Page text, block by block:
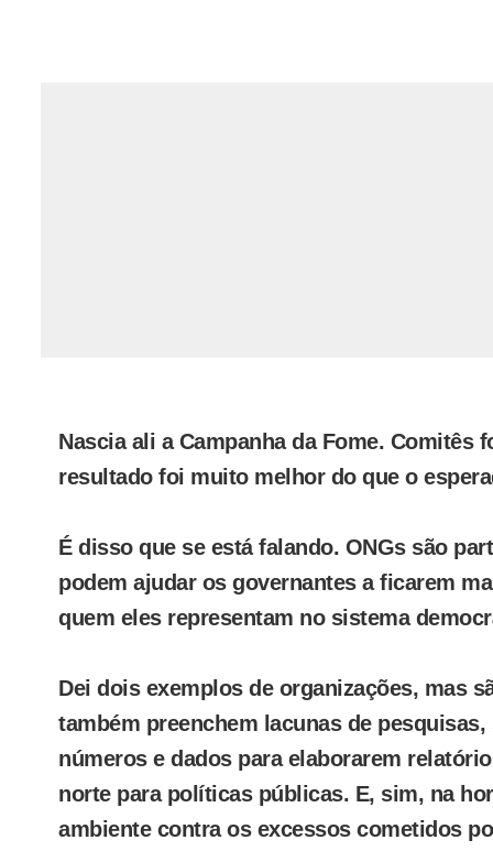
Nascia ali a Campanha da Fome. Comitês
resultado foi muito melhor do que o
É disso que se está falando. ONGs são
podem ajudar os governantes a ficarem
quem eles representam no sistema
Dei dois exemplos de organizações, mas
também preenchem lacunas de
números e dados para elaborarem
norte para políticas públicas. E, sim, na
ambiente contra os excessos cometidos